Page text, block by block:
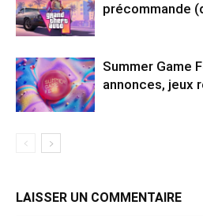
précommande
Summer Game
annonces, jeux
LAISSER UN COMMENTAIRE